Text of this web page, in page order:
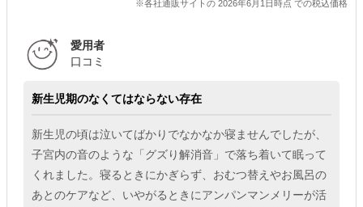
※各社通販サイトの 2026年6月1日時点 での税込価格
愛用者
口コミ
新生児期のなくてはならない存在
新生児の頃は泣いてばかりでなかなか寝ませんでしたが、
子宮内の音のような「グズり解消音」で落ち着いて眠って
くれました。寝るときにかぎらず、おむつ替えやお風呂の
あとのケアなど、いやがるときにアンパンマンメリーが活